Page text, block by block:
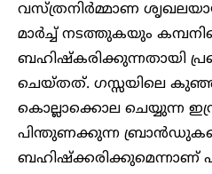
വസ്ത്രനിർമ്മാണ
മാർച്ച് നടത്തുകയും
ബഹിഷ്‌കരിക്കുന്നതായി
ചെയ്തത്. ഗസ്സയിലെ
കൊല്ലാക്കൊല ചെയ്യുന്ന
പിന്തുണക്കുന്ന